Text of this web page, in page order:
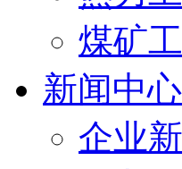
煤矿
新闻中心
企业